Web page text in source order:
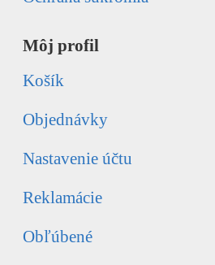
Môj profil
Košík
Objednávky
Nastavenie účtu
Reklamácie
Obľúbené